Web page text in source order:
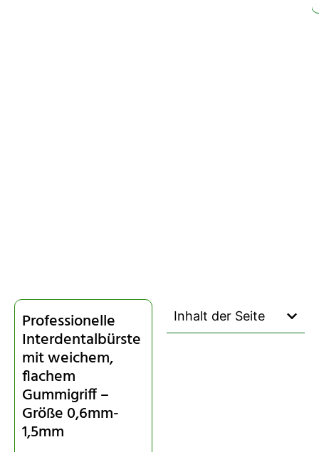
Professionelle
Interdentalbürste
mit weichem,
flachem
Gummigriff –
Größe 0,6mm-
1,5mm
Inhalt der Seite